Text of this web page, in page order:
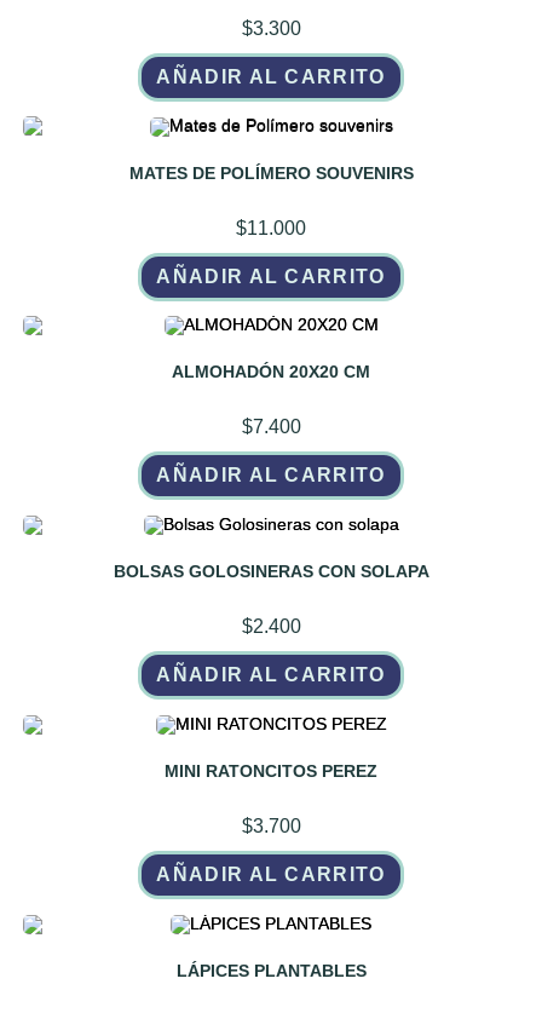
$3.300
AÑADIR AL CARRITO
MATES DE POLÍMERO SOUVENIRS
$11.000
AÑADIR AL CARRITO
ALMOHADÓN 20X20 CM
$7.400
AÑADIR AL CARRITO
BOLSAS GOLOSINERAS CON SOLAPA
$2.400
AÑADIR AL CARRITO
MINI RATONCITOS PEREZ
$3.700
AÑADIR AL CARRITO
LÁPICES PLANTABLES